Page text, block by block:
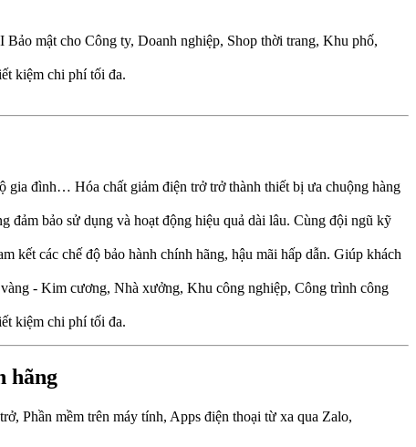
mật cho Công ty, Doanh nghiệp, Shop thời trang, Khu phố,
kiệm chi phí tối đa.
gia đình… Hóa chất giảm điện trở trở thành thiết bị ưa chuộng hàng
đảm bảo sử dụng và hoạt động hiệu quả dài lâu. Cùng đội ngũ kỹ
kết các chế độ bảo hành chính hãng, hậu mãi hấp dẫn. Giúp khách
- Kim cương, Nhà xưởng, Khu công nghiệp, Công trình công
kiệm chi phí tối đa.
hãng
Phần mềm trên máy tính, Apps điện thoại từ xa qua Zalo,